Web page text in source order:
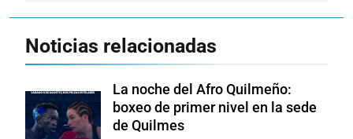
Noticias relacionadas
La noche del Afro Quilmeño:
boxeo de primer nivel en la sede
de Quilmes